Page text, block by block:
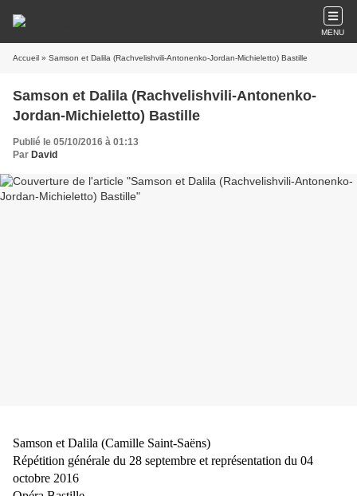
MENU
Accueil » Samson et Dalila (Rachvelishvili-Antonenko-Jordan-Michieletto) Bastille
Samson et Dalila (Rachvelishvili-Antonenko-
Jordan-Michieletto) Bastille
Publié le 05/10/2016 à 01:13
Par David
Samson et Dalila (Camille Saint-Saëns)
Répétition générale du 28 septembre et représentation du 04
octobre 2016